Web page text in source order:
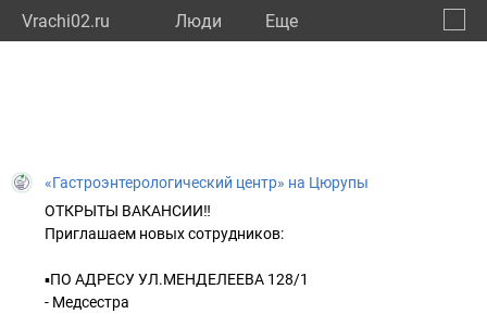
Vrachi02.ru Люди Eще
«Гастроэнтерологический центр» на Цюрупы
ОТКРЫТЫ ВАКАНСИИ‼️
Приглашаем новых сотрудников:
▪️ПО АДРЕСУ УЛ.МЕНДЕЛЕЕВА 128/1
- Медсестра